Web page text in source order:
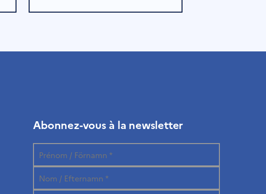
Abonnez-vous à la newsletter